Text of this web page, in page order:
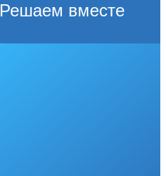
Решаем вместе